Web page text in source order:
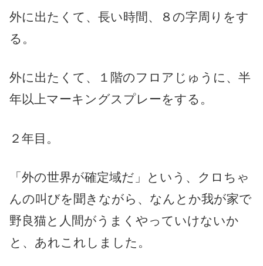
外に出たくて、長い時間、８の字周りをす
る。
外に出たくて、１階のフロアじゅうに、半
年以上マーキングスプレーをする。
２年目。
「外の世界が確定域だ」という、クロちゃ
んの叫びを聞きながら、なんとか我が家で
野良猫と人間がうまくやっていけないか
と、あれこれしました。